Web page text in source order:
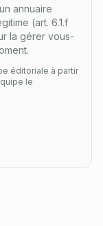
annuaire
(art. 6.1.f
la gérer vous-
éditoriale à partir
le